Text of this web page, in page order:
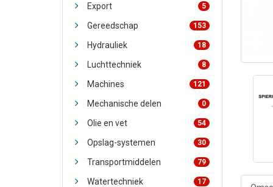
Export 5
Gereedschap 153
Hydrauliek 18
Luchttechniek 8
Machines 121
Mechanische delen 0
Olie en vet 54
Opslag-systemen 30
Transportmiddelen 79
Watertechniek 17